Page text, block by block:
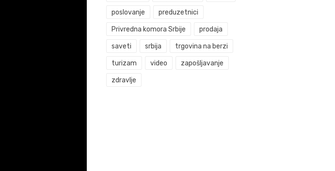
poslovanje preduzetnici
Privredna komora Srbije prodaja
saveti srbija trgovina na berzi
turizam video zapošljavanje
zdravlje